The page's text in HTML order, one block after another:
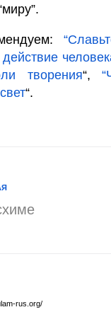
действие
творения“,
“.
rus.org/